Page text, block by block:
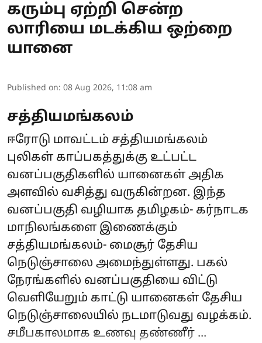
கரும்பு ஏற்றி சென்ற
லாரியை மடக்கிய ஒற்றை
யானை
Published on: 08 Aug 2026, 11:08 am
சத்தியமங்கலம்
ஈரோடு மாவட்டம் சத்தியமங்கலம்
புலிகள் காப்பகத்துக்கு உட்பட்ட
வனப்பகுதிகளில் யானைகள் அதிக
அளவில் வசித்து வருகின்றன. இந்த
வனப்பகுதி வழியாக தமிழகம்- கர்நாடக
மாநிலங்களை இணைக்கும்
சத்தியமங்கலம்- மைசூர் தேசிய
நெடுஞ்சாலை அமைந்துள்ளது. பகல்
நேரங்களில் வனப்பகுதியை விட்டு
வெளியேறும் காட்டு யானைகள் தேசிய
நெடுஞ்சாலையில் நடமாடுவது வழக்கம்.
சமீபகாலமாக உணவு தண்ணீர் ...